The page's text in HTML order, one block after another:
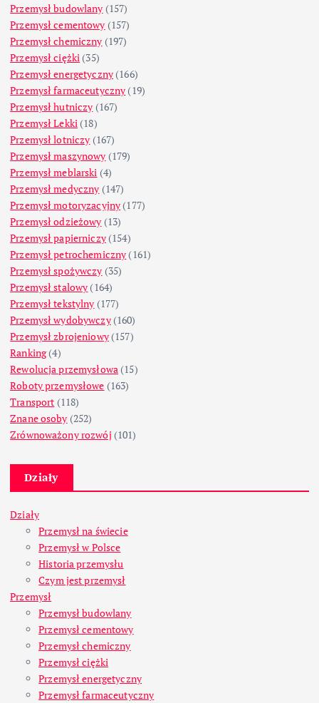
Przemysł budowlany (157)
Przemysł cementowy (157)
Przemysł chemiczny (197)
Przemysł ciężki (35)
Przemysł energetyczny (166)
Przemysł farmaceutyczny (19)
Przemysł hutniczy (167)
Przemysł Lekki (18)
Przemysł lotniczy (167)
Przemysł maszynowy (179)
Przemysł meblarski (4)
Przemysł medyczny (147)
Przemysł motoryzacyjny (177)
Przemysł odzieżowy (13)
Przemysł papierniczy(154)
Przemysł petrochemiczny (161)
Przemysł spożywczy (35)
Przemysł stalowy (164)
Przemysł tekstylny (177)
Przemysł wydobywczy(160)
Przemysł zbrojeniowy(157)
Ranking(4)
Rewolucja przemysłowa (15)
Roboty przemysłowe (163)
Transport (118)
Znane osoby (252)
Zrównoważony rozwój (101)
Działy
Działy
Przemysł na świecie
Przemysł w Polsce
Historia przemysłu
Czym jest przemysł
Przemysł
Przemysł budowlany
Przemysł cementowy
Przemysł chemiczny
Przemysł ciężki
Przemysł energetyczny
Przemysł farmaceutyczny